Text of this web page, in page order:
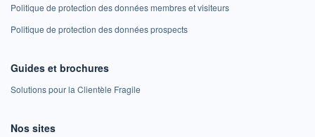
Politique de protection des données membres et visiteurs
Politique de protection des données prospects
Guides et brochures
Solutions pour la Clientèle Fragile
Nos sites